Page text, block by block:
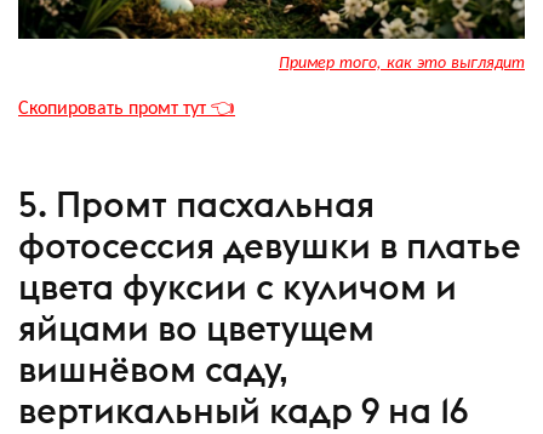
Пример того, как это выглядит
Скопировать промт тут 👈
5. Промт пасхальная
фотосессия девушки в платье
цвета фуксии с куличом и
яйцами во цветущем
вишнёвом саду,
вертикальный кадр 9 на 16